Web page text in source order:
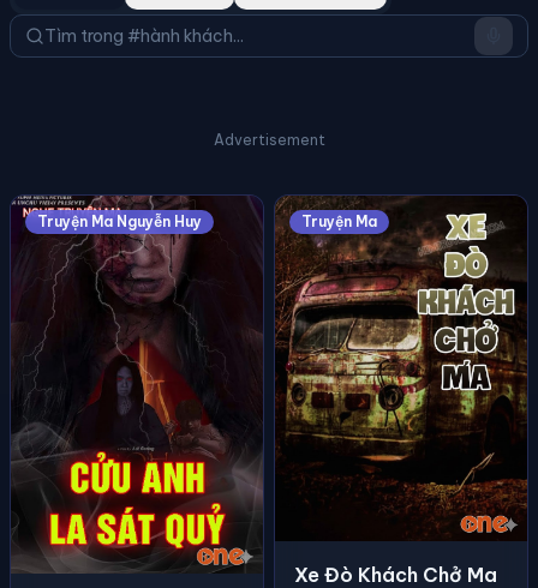
Advertisement
Truyện Ma Nguyễn Huy Truyện Ma
Xe Đò Khách Chở Ma